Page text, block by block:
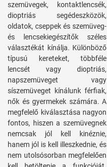
szemüvegek, kontaktlencsék,
dioptriás segédeszközök,
oldatok, cseppek és szemüveg-
és lencsekiegészítők széles
választékát kínálja. Különböző
típusú kereteket, többféle
lencsét vagy dioptriás,
napszemüveget vagy
síszemüveget kínálunk férfiak,
nők és gyermekek számára. A
megfelelő kiválasztása nagyon
fontos, hiszen a szemüvegnek
nemcsak jól kell kinéznie,
hanem jól is kell illeszkednie, és
nem utolsósorban megfelelően